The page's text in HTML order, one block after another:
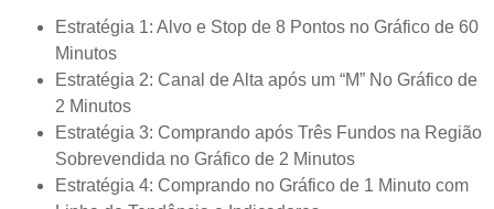
Estratégia 1: Alvo e Stop de 8 Pontos no Gráfico de 60
Minutos
Estratégia 2: Canal de Alta após um “M” No Gráfico de
2 Minutos
Estratégia 3: Comprando após Três Fundos na Região
Sobrevendida no Gráfico de 2 Minutos
Estratégia 4: Comprando no Gráfico de 1 Minuto com